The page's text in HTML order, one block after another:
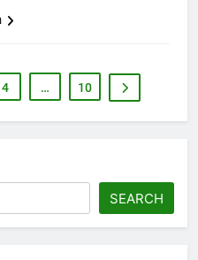
4 … 10
SEARCH